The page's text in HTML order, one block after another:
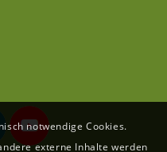
notwendige Cookies.
externe Inhalte werden